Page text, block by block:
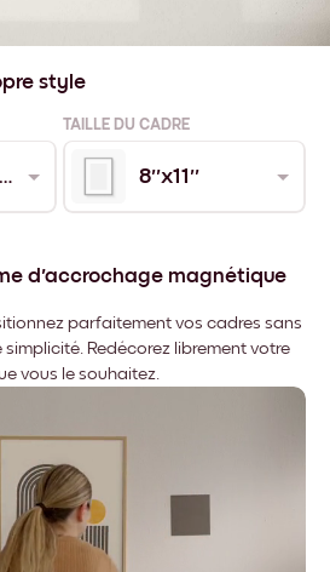
style
TAILLE DU CADRE
Bois de Chêne 8''x11''
d'accrochage magnétique
parfaitement vos cadres sans
Redécorez librement votre
vous le souhaitez.